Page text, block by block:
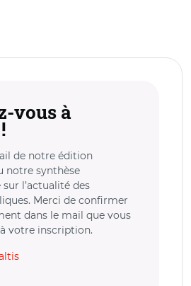
vous à
de notre édition
notre synthèse
l’actualité des
Merci de confirmer
dans le mail que vous
votre inscription.